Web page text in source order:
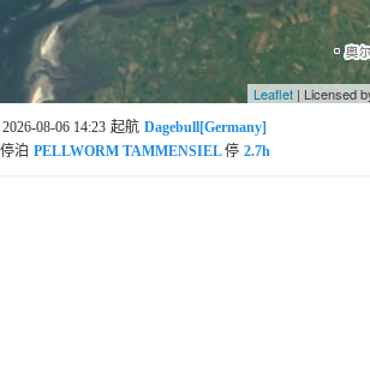
Leaflet | Licensed
2026-08-06 14:23 起航 Dagebull[Germany]
停泊 PELLWORM TAMMENSIEL停 2.7h